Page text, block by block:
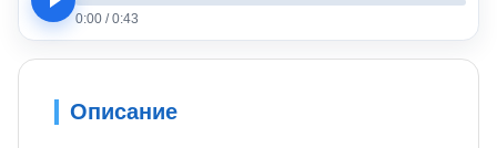
0:00 / 0:43
Описание